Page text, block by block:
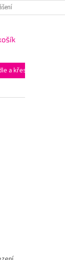
a křesla